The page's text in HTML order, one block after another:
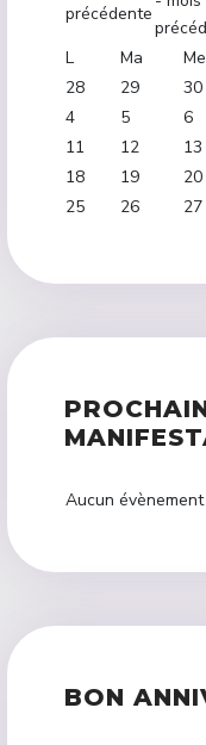
L Ma Me
28
29 30
4
5 6
11
12 13
18
19 20
25
26 27
Aucun évènement
BON